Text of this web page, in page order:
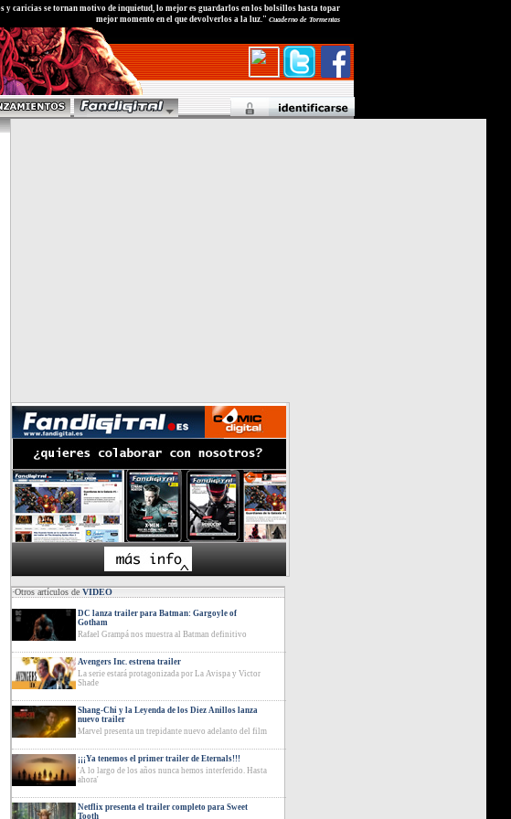
y caricias se tornan motivo de inquietud, lo mejor es guardarlos en los bolsillos hasta topar
mejor momento en el que devolverlos a la luz." Cuaderno de Tormentas
·Otros artículos deVIDEO
DC lanza trailer para Batman: Gargoyle of
Gotham
Rafael Grampá nos muestra al Batman definitivo
Avengers Inc. estrena trailer
La serie estará protagonizada por La Avispa y Victor
Shade
Shang-Chi y la Leyenda de los Diez Anillos lanza
nuevo trailer
Marvel presenta un trepidante nuevo adelanto del film
¡¡¡Ya tenemos el primer trailer de Eternals!!!
'A lo largo de los años nunca hemos interferido. Hasta
ahora'
Netflix presenta el trailer completo para Sweet
Tooth